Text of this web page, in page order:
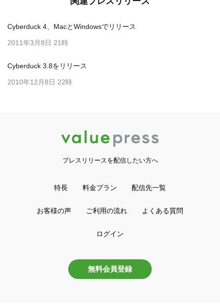
Cyberduck 4、MacとWindowsでリリース
2011年3月8日 21時
Cyberduck 3.8をリリース
2010年12月8日 22時
プレスリリースを配信したい方へ
特長 料金プラン 配信先一覧
お客様の声 ご利用の流れ よくある質問
ログイン
無料会員登録